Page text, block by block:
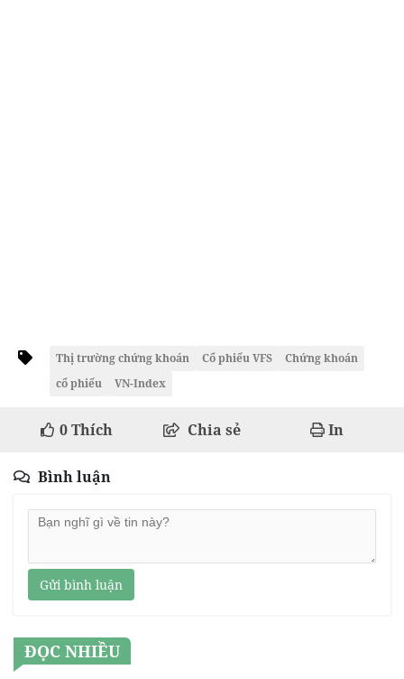
Thị trường chứng khoán Cổ phiếu VFS
Chứng khoán
cổ phiếu
VN-Index
0Thích Chia sẻ In
Bình luận
Gửi bình luận
ĐỌC NHIỀU